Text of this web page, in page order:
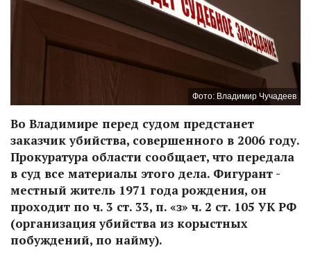
Фото: Владимир Чучадеев
Во Владимире перед судом предстанет
заказчик убийства, совершенного в 2006 году.
Прокуратура области сообщает, что передала
в суд все материалы этого дела. Фигурант -
местный житель 1971 года рождения, он
проходит по ч. 3 ст. 33, п. «з» ч. 2 ст. 105 УК РФ
(организация убийства из корыстных
побуждений, по найму).